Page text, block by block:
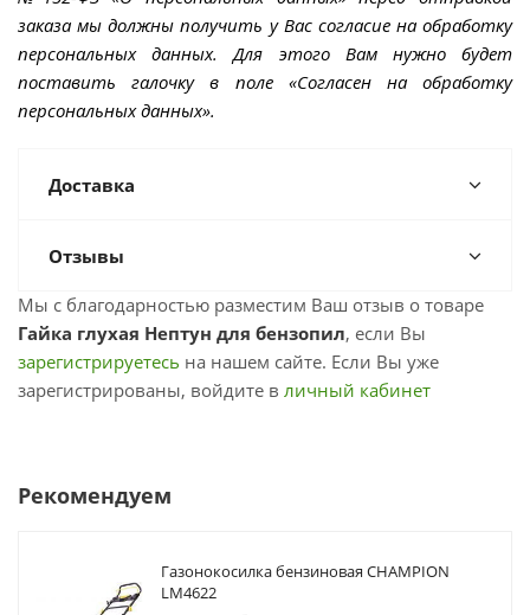
заказа мы должны получить у Вас согласие на обработку
персональных данных. Для этого Вам нужно будет
поставить галочку в поле «Согласен на обработку
персональных данных».
Доставка
Отзывы
Мы с благодарностью разместим Ваш отзыв о товаре
Гайка глухая Нептун для бензопил, если Вы
зарегистрируетесь на нашем сайте. Если Вы уже
зарегистрированы, войдите в личный кабинет
Рекомендуем
Газонокосилка бензиновая CHAMPION
LM4622